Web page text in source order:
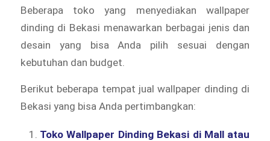
Beberapa toko yang menyediakan wallpaper
dinding di Bekasi menawarkan berbagai jenis dan
desain yang bisa Anda pilih sesuai dengan
kebutuhan dan budget.
Berikut beberapa tempat jual wallpaper dinding di
Bekasi yang bisa Anda pertimbangkan:
Toko Wallpaper Dinding Bekasi di Mall atau